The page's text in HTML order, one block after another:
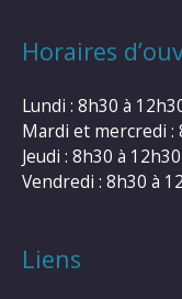
Horaires
Lundi : 8h30 à
Mardi et mercredi :
Jeudi : 8h30 à
Vendredi : 8h30 à
Liens